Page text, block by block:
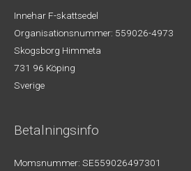
Innehar F-skattsedel
Organisationsnummer: 559026-4973
Skogsborg Himmeta
731 96 Köping
Sverige
Betalningsinfo
Momsnummer: SE559026497301